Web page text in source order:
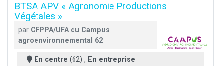
BTSA APV « Agronomie Productions
Végétales »
par CFPPA/UFA du Campus
agroenvironnemental 62
En centre (62) , En entreprise